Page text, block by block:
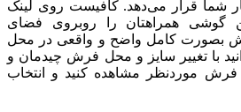
شما قرار می‌دهد. کافیست روی لینک
گوشی همراهتان را روبروی فضای
بصورت کامل واضح و واقعی در محل
با تغییر سایز و محل فرش چیدمان و
فرش موردنظر مشاهده کنید و انتخاب